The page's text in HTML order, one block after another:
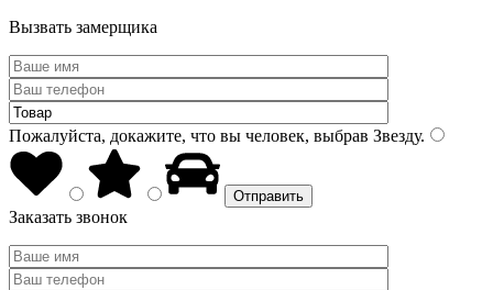
Вызвать замерщика
Пожалуйста, докажите, что вы человек, выбрав Звезду.
Заказать звонок